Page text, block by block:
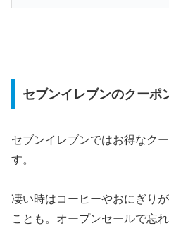
セブンイレブンのクーポ
セブンイレブンではお得なク
す。
凄い時はコーヒーやおにぎり
ことも。オープンセールで忘